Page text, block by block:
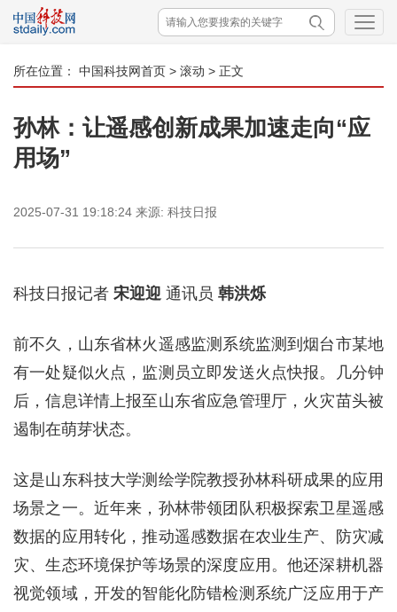
所在位置： 中国科技网首页 > 滚动 > 正文
孙林：让遥感创新成果加速走向“应
用场”
2025-07-31 19:18:24 来源: 科技日报
科技日报记者 宋迎迎 通讯员 韩洪烁
前不久，山东省林火遥感监测系统监测到烟台市某地
有一处疑似火点，监测员立即发送火点快报。几分钟
后，信息详情上报至山东省应急管理厅，火灾苗头被
遏制在萌芽状态。
这是山东科技大学测绘学院教授孙林科研成果的应用
场景之一。近年来，孙林带领团队积极探索卫星遥感
数据的应用转化，推动遥感数据在农业生产、防灾减
灾、生态环境保护等场景的深度应用。他还深耕机器
视觉领域，开发的智能化防错检测系统广泛应用于产